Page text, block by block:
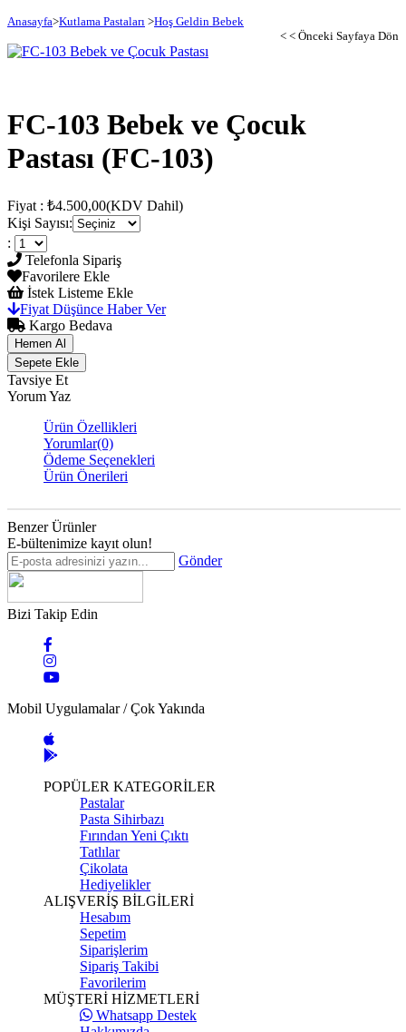
Anasayfa>Kutlama Pastaları >Hoş Geldin Bebek
< < Önceki Sayfaya Dön
FC-103 Bebek ve Çocuk
Pastası (FC-103)
Fiyat : ₺4.500,00(KDV Dahil)
Kişi Sayısı:
:
Telefonla Sipariş
Favorilere Ekle
İstek Listeme Ekle
Fiyat Düşünce Haber Ver
Kargo Bedava
Tavsiye Et
Yorum Yaz
Ürün Özellikleri
Yorumlar(0)
Ödeme Seçenekleri
Ürün Önerileri
Benzer Ürünler
E-bültenimize kayıt olun!
Gönder
Bizi Takip Edin
Mobil Uygulamalar / Çok Yakında
POPÜLER KATEGORİLER
Pastalar
Pasta Sihirbazı
Fırından Yeni Çıktı
Tatlılar
Çikolata
Hediyelikler
ALIŞVERİŞ BİLGİLERİ
Hesabım
Sepetim
Siparişlerim
Sipariş Takibi
Favorilerim
MÜŞTERİ HİZMETLERİ
Whatsapp Destek